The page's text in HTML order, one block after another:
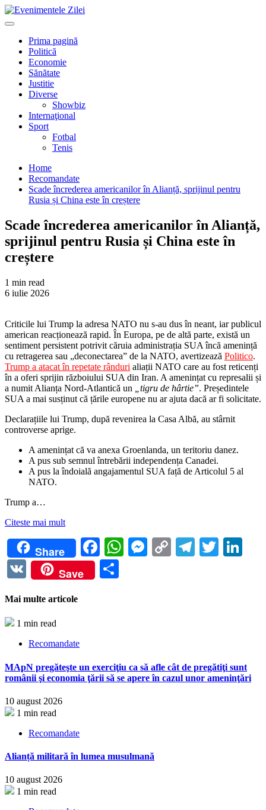
Mergi
la
Primary
Prima pagină
Politică
Economie
Sănătate
Justitie
Diverse
Showbiz
Internaţional
Sport
Fotbal
Tenis
Home
Recomandate
Scade încrederea americanilor în Alianță, sprijinul pentru
Rusia și China este în creștere
Scade încrederea americanilor în Alianță,
sprijinul pentru Rusia și China este în
creștere
1 min read
6 iulie 2026
Criticile lui Trump la adresa NATO nu s-au dus în neant, iar publicul
american reacționează rapid. În Europa, pe de altă parte, există un
sentiment persistent potrivit căruia administrația SUA încă amenință
cu retragerea sau „deconectarea” de la NATO, avertizează Politico.
Trump a atacat în repetate rânduri aliații NATO care au fost reticenți
în a oferi sprijin războiului SUA din Iran. A amenințat cu represalii și
a numit Alianța Nord-Atlantică un „tigru de hârtie”. Președintele
SUA a mai susținut că țările europene nu ar ajuta dacă ar fi solicitate.
Declarațiile lui Trump, după revenirea la Casa Albă, au stârnit
controverse aprige.
A amenințat că va anexa Groenlanda, un teritoriu danez.
A pus sub semnul întrebării independența Canadei.
A pus la îndoială angajamentul SUA față de Articolul 5 al
NATO.
Trump a…
Citeste mai mult
Share Facebook
WhatsApp
Messenger
CopyTelegram
VK Save
Mai multe articole
1 min read
Recomandate
MApN pregăteşte un exerciţiu ca să afle cât de pregătiţi sunt
românii şi economia ţării să se apere în cazul unor ameninţări
10 august 2026
1 min read
Recomandate
Alianță militară în lumea musulmană
10 august 2026
1 min read